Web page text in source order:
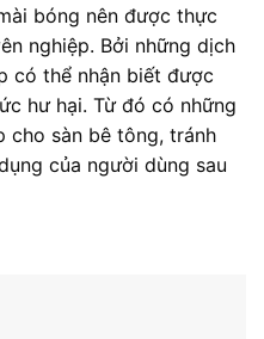
bóng nên được thực
nghiệp. Bởi những dịch
có thể nhận biết được
hư hại. Từ đó có những
cho sàn bê tông, tránh
của người dùng sau